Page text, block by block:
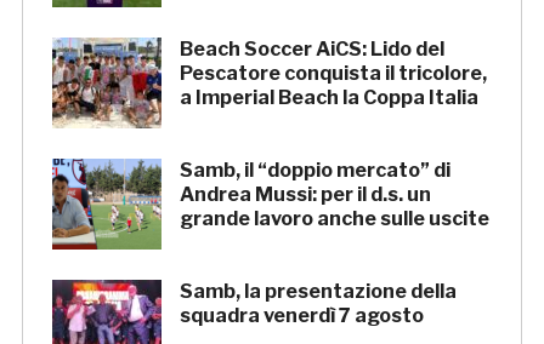
Beach Soccer AiCS: Lido del
Pescatore conquista il tricolore,
a Imperial Beach la Coppa Italia
Samb, il “doppio mercato” di
Andrea Mussi: per il d.s. un
grande lavoro anche sulle uscite
Samb, la presentazione della
squadra venerdì 7 agosto